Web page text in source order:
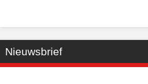
Nieuwsbrief